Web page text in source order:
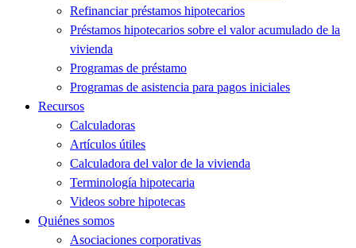
Refinanciar préstamos hipotecarios
Préstamos hipotecarios sobre el valor acumulado de la
vivienda
Programas de préstamo
Programas de asistencia para pagos iniciales
Recursos
Calculadoras
Artículos útiles
Calculadora del valor de la vivienda
Terminología hipotecaria
Videos sobre hipotecas
Quiénes somos
Asociaciones corporativas